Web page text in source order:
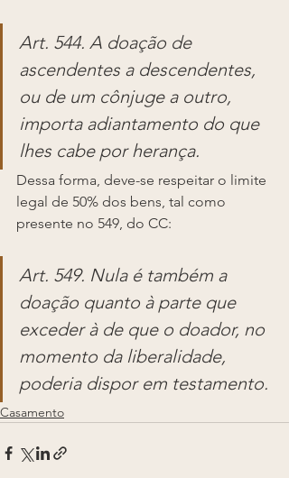
Art. 544. A doação de
ascendentes a descendentes,
ou de um cônjuge a outro,
importa adiantamento do que
lhes cabe por herança.
Dessa forma, deve-se respeitar o limite
legal de 50% dos bens, tal como
presente no 549, do CC:
Art. 549. Nula é também a
doação quanto à parte que
exceder à de que o doador, no
momento da liberalidade,
poderia dispor em testamento.
Casamento